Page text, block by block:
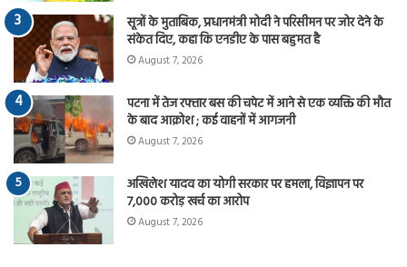
सूत्रों के मुताबिक, प्रधानमंत्री मोदी ने परिसीमन पर जोर देने के
संकेत दिए, कहा कि एनडीए के पास बहुमत है
August 7, 2026
पटना में तेज रफ्तार बस की चपेट में आने से एक व्यक्ति की मौत
के बाद आक्रोश ; कई वाहनों में आगजनी
August 7, 2026
अखिलेश यादव का योगी सरकार पर हमला, विज्ञापन पर
7,000 करोड़ खर्च का आरोप
August 7, 2026